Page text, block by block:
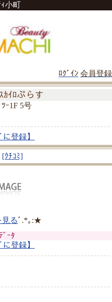
ｨ小町
ﾛｸﾞｲﾝ 会員登録
ｶｲﾛぷらす
ｰ1F 5号
に登録】
[ｸﾁｺﾐ]
るﾞ.*｡:★
ﾞｰﾀ
に登録】